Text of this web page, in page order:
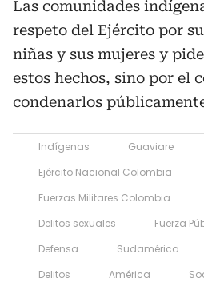
Las comunidades
respeto del Ejército por
niñas y sus mujeres y
estos hechos, sino por el
condenarlos
Indígenas
Guaviare
Ejército Nacional Colombia
Fuerzas Militares Colombia
Delitos sexuales
Fuerza
Defensa
Sudamérica
Delitos
América